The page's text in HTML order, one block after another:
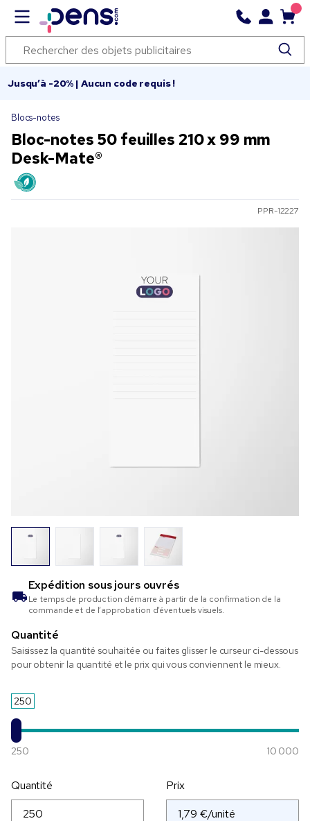
Jusqu’à -20% | Aucun code requis !
Blocs-notes
Bloc-notes 50 feuilles 210 x 99 mm
Desk-Mate®
PPR-12227
Expédition sousjours ouvrés
Le temps de production démarre à partir de la confirmation de la
commande et de l’approbation d’éventuels visuels.
Quantité
Saisissez la quantité souhaitée ou faites glisser le curseur ci-dessous
pour obtenir la quantité et le prix qui vous conviennent le mieux.
250
250 10 000
Quantité Prix